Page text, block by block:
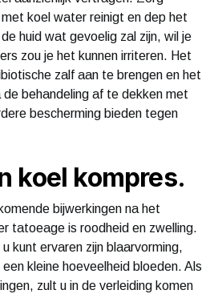
koel water reinigt en dep het
huid wat gevoelig zal zijn, wil je
zou je het kunnen irriteren. Het
zalf aan te brengen en het
behandeling af te dekken met
bescherming bieden tegen
koel kompres.
bijwerkingen na het
tatoeage is roodheid en zwelling.
kunt ervaren zijn blaarvorming,
kleine hoeveelheid bloeden. Als
zult u in de verleiding komen